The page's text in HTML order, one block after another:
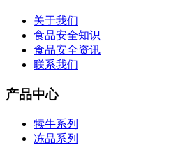
关于我们
食品安全知识
食品安全资讯
联系我们
产品中心
犊牛系列
冻品系列